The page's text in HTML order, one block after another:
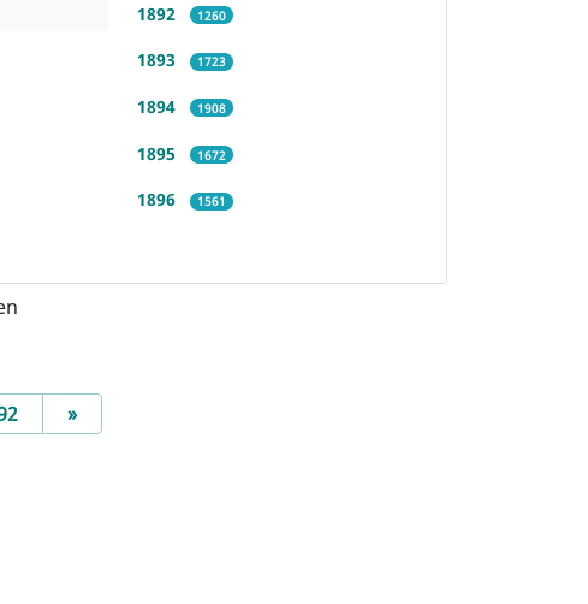
1892 1260
1893 1723
1894 1908
1895 1672
1896 1561
»Next